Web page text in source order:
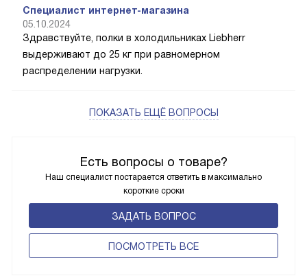
Есть вопросы о товаре?
Наш специалист постарается ответить в максимально
короткие сроки
ЗАДАТЬ ВОПРОС
ПОCМОТРЕТЬ ВСЕ
Специалист интернет-магазина
05.10.2024
Здравствуйте, полки в холодильниках Liebherr
выдерживают до 25 кг при равномерном
распределении нагрузки.
ПОКАЗАТЬ ЕЩЁ ВОПРОСЫ